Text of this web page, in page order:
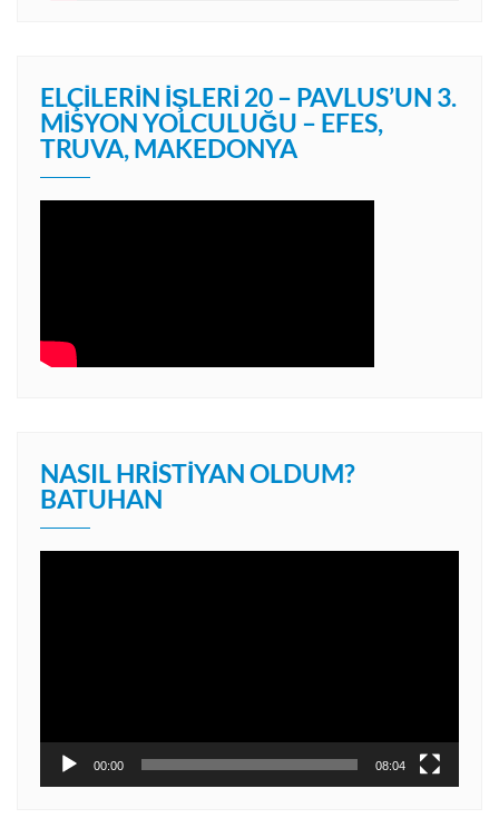
ELÇILERIN İŞLERI 20 – PAVLUS’UN 3.
MISYON YOLCULUĞU – EFES,
TRUVA, MAKEDONYA
NASIL HRISTIYAN OLDUM?
BATUHAN
00:00 08:04